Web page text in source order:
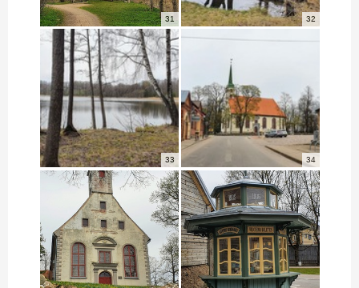
31 32
33 34